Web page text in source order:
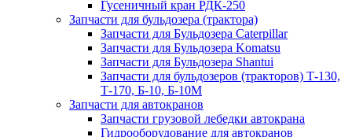
Гусеничный кран РДК-250
Запчасти для бульдозера (трактора)
Запчасти для Бульдозера Caterpillar
Запчасти для Бульдозера Komatsu
Запчасти для Бульдозера Shantui
Запчасти для бульдозеров (тракторов) Т-130,
Т-170, Б-10, Б-10М
Запчасти для автокранов
Запчасти грузовой лебедки автокрана
Гидрооборудование для автокранов